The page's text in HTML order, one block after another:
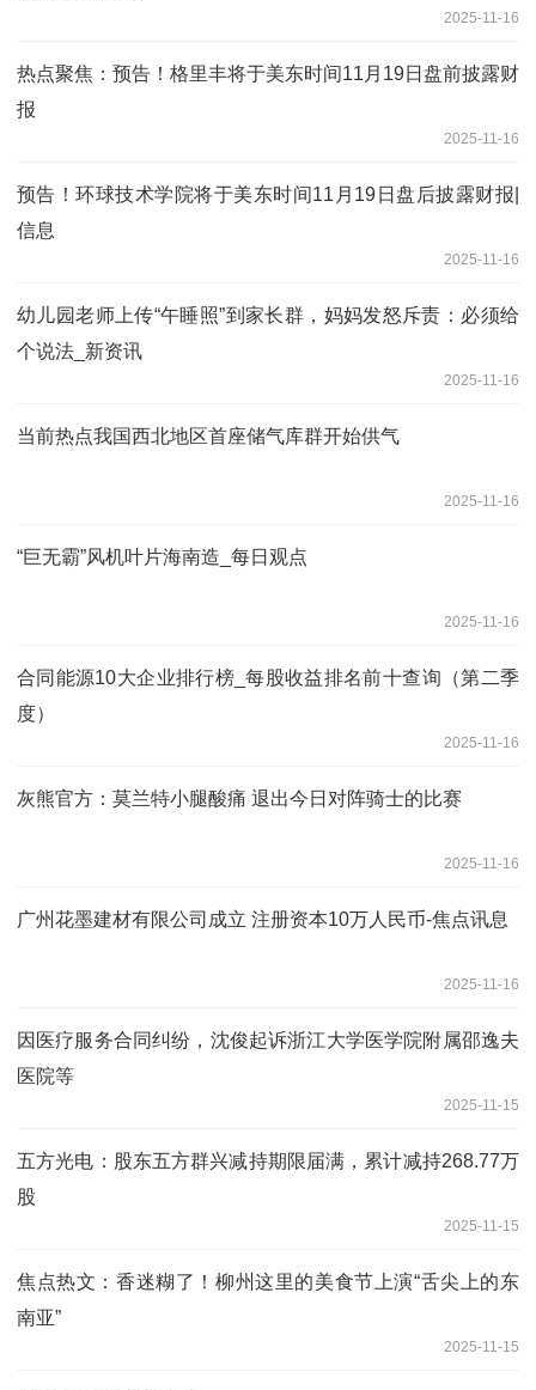
2025-11-16
热点聚焦：预告！格里丰将于美东时间11月19日盘前披露财
报
2025-11-16
预告！环球技术学院将于美东时间11月19日盘后披露财报|
信息
2025-11-16
幼儿园老师上传“午睡照”到家长群，妈妈发怒斥责：必须给
个说法_新资讯
2025-11-16
当前热点我国西北地区首座储气库群开始供气
2025-11-16
“巨无霸”风机叶片海南造_每日观点
2025-11-16
合同能源10大企业排行榜_每股收益排名前十查询（第二季
度）
2025-11-16
灰熊官方：莫兰特小腿酸痛 退出今日对阵骑士的比赛
2025-11-16
广州花墨建材有限公司成立 注册资本10万人民币-焦点讯息
2025-11-16
因医疗服务合同纠纷，沈俊起诉浙江大学医学院附属邵逸夫
医院等
2025-11-15
五方光电：股东五方群兴减持期限届满，累计减持268.77万
股
2025-11-15
焦点热文：香迷糊了！柳州这里的美食节上演“舌尖上的东
南亚”
2025-11-15